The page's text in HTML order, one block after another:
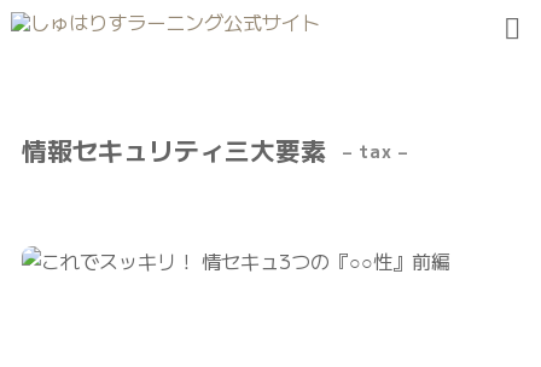
情報セキュリティ三大要素 – tax –